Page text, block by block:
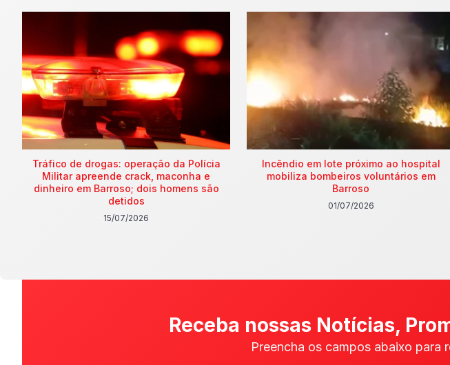
Tráfico de drogas: operação da Polícia
Militar apreende crack, maconha e
dinheiro em Barroso; dois homens são
detidos
15/07/2026
Incêndio em lote próximo ao hospital
mobiliza bombeiros voluntários em
Barroso
01/07/2026
Receba nossas Notícias,
Preencha os campos abaixo para